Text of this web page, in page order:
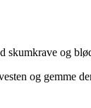
og
og